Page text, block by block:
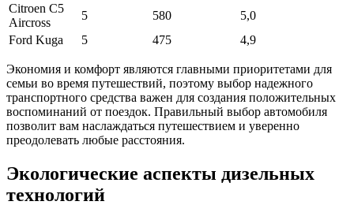
Citroen C5
Aircross
5 580
5,0
Ford Kuga
5 475 4,9
Экономия и комфорт являются главными приоритетами для
семьи во время путешествий, поэтому выбор надежного
транспортного средства важен для создания положительных
воспоминаний от поездок. Правильный выбор автомобиля
позволит вам наслаждаться путешествием и уверенно
преодолевать любые расстояния.
Экологические аспекты дизельных
технологий